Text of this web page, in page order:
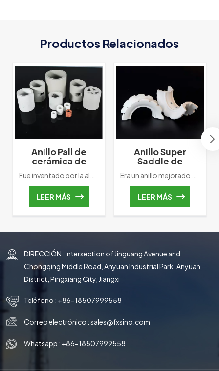
Productos Relacionados
Anillo Pall de
cerámica de
embalaje
aleatorio
LEER MÁS
Anillo Super
Saddle de
cerámica con
embalaje
aleatorio
LEER MÁS
DIRECCIÓN : Intersection of Jinguang Avenue and
Chongqing Middle Road, Anyuan Industrial Park, Anyuan
District, Pingxiang City, Jiangxi
Teléfono : +86-18507999558
Correo electrónico :sales@fxsino.com
Whatsapp : +86-18507999558